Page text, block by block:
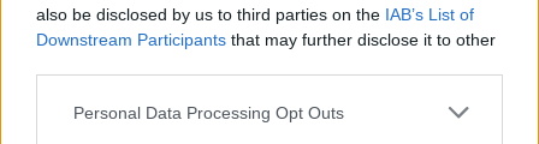
also be disclosed by us to third parties on the IAB’s List of
Downstream Participants that may further disclose it to other
Personal Data Processing Opt Outs
Es ist möglich, mit eurem PS5-Controller zu chatten,
selbst wenn ihr kein Headset besitzt.
hast, fehlt dir möglicherweise noch das unverzichtbare Zubehör wie